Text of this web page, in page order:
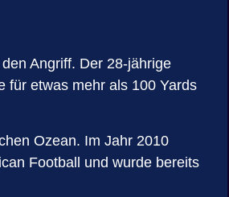
Angriff. Der 28-jährige
für etwas mehr als 100 Yards
Ozean. Im Jahr 2010
Football und wurde bereits